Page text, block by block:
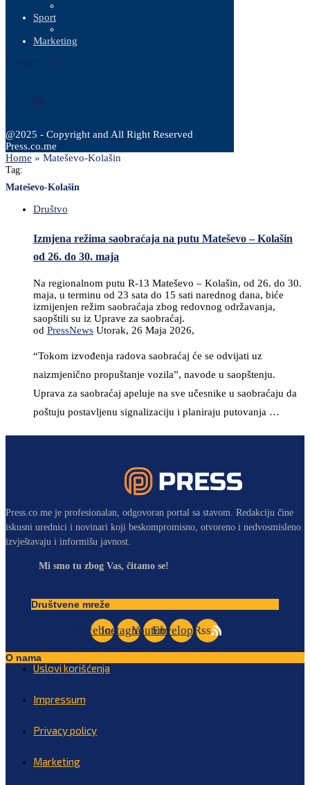
Sport
Marketing
@2025 - Copyright and All Right Reserved
Press.co.me
Home » Mateševo-Kolašin
Tag:
Mateševo-Kolašin
Društvo
Izmjena režima saobraćaja na putu Mateševo – Kolašin
od 26. do 30. maja
Na regionalnom putu R-13 Mateševo – Kolašin, od 26. do 30.
maja, u terminu od 23 sata do 15 sati narednog dana, biće
izmijenjen režim saobraćaja zbog redovnog održavanja,
saopštili su iz Uprave za saobraćaj.
od PressNews Utorak, 26 Maja 2026,
“Tokom izvođenja radova saobraćaj će se odvijati uz
naizmjenično propuštanje vozila”, navode u saopštenju.
Uprava za saobraćaj apeluje na sve učesnike u saobraćaju da
poštuju postavljenu signalizaciju i planiraju putovanja …
Press.co.me je profesionalan, odgovoran portal sa stavom. Redakciju čine
iskusni urednici i novinari koji beskompromisno, otvoreno i nedvosmisleno
izvještavaju i informišu javnost.
Mi smo tu zbog Vas, čitamo se!
Društvene mreže
Facebook
InstagramYoutubeEnvelopeRss
O nama
Uslovi korišćenja
Impressum
Privacy policy
Marketing